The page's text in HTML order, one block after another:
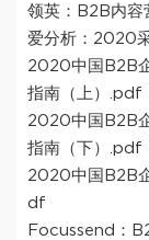
领英：B2B内
爱分析：2020
2020中国B2B
指南（上）.pdf
2020中国B2B
指南（下）.pdf
2020中国B2B
df
Focussend：